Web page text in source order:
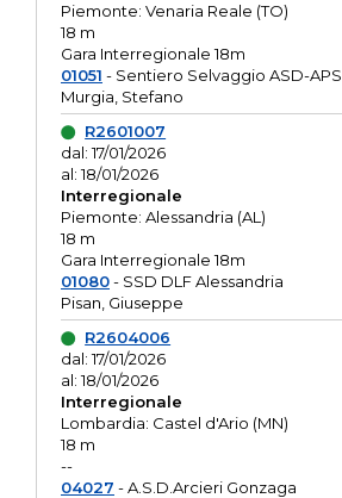
Piemonte: Venaria Reale (TO)
18 m
Gara Interregionale 18m
01051 - Sentiero Selvaggio ASD-APS
Murgia, Stefano
R2601007
dal: 17/01/2026
al: 18/01/2026
Interregionale
Piemonte: Alessandria (AL)
18 m
Gara Interregionale 18m
01080- SSD DLF Alessandria
Pisan, Giuseppe
R2604006
dal: 17/01/2026
al: 18/01/2026
Interregionale
Lombardia: Castel d'Ario (MN)
18 m
--
04027 - A.S.D.Arcieri Gonzaga